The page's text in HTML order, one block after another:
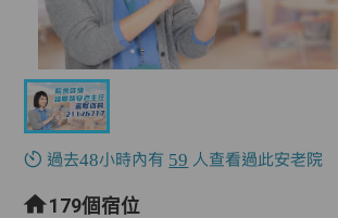
過去48小時內有 59 人查看過此安老院
179個宿位